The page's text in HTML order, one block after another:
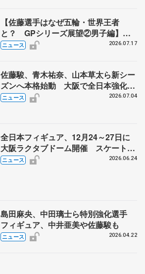
【佐藤選手はなぜ五輪・世界王者
と？ GPシリーズ展望②男子編】
ポッドキャスト#73を配信
ニュース 2026.07.17
佐藤駿、青木祐奈、山本草太ら新シー
ズンへ本格始動 大阪で全日本強化合
宿 シニアデビューの島田麻央らも
ニュース 2026.07.04
全日本フィギュア、12月24～27日に
大阪ラクタブドーム開催 スケート連
盟の新シーズン日程
ニュース 2026.06.24
島田麻央、中田璃士ら特別強化選手
フィギュア、中井亜美や佐藤駿も
ニュース 2026.04.22